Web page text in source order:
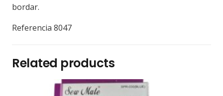
bordar.
Referencia 8047
Related products